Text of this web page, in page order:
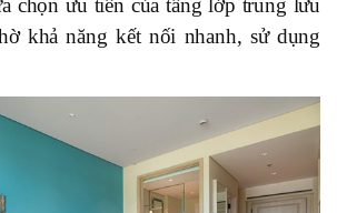
chọn ưu tiên của tầng lớp trung lưu
khả năng kết nối nhanh, sử dụng